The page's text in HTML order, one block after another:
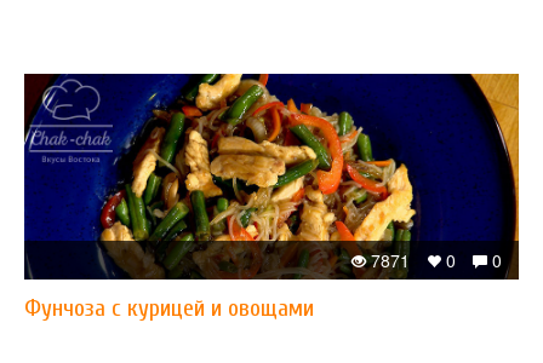
0
0
7871
Фунчоза с курицей и овощами